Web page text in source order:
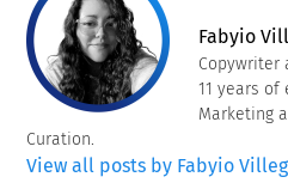
Fabyio
Copywriter
11 years
Marketing
Curation.
View all posts by Fabyio